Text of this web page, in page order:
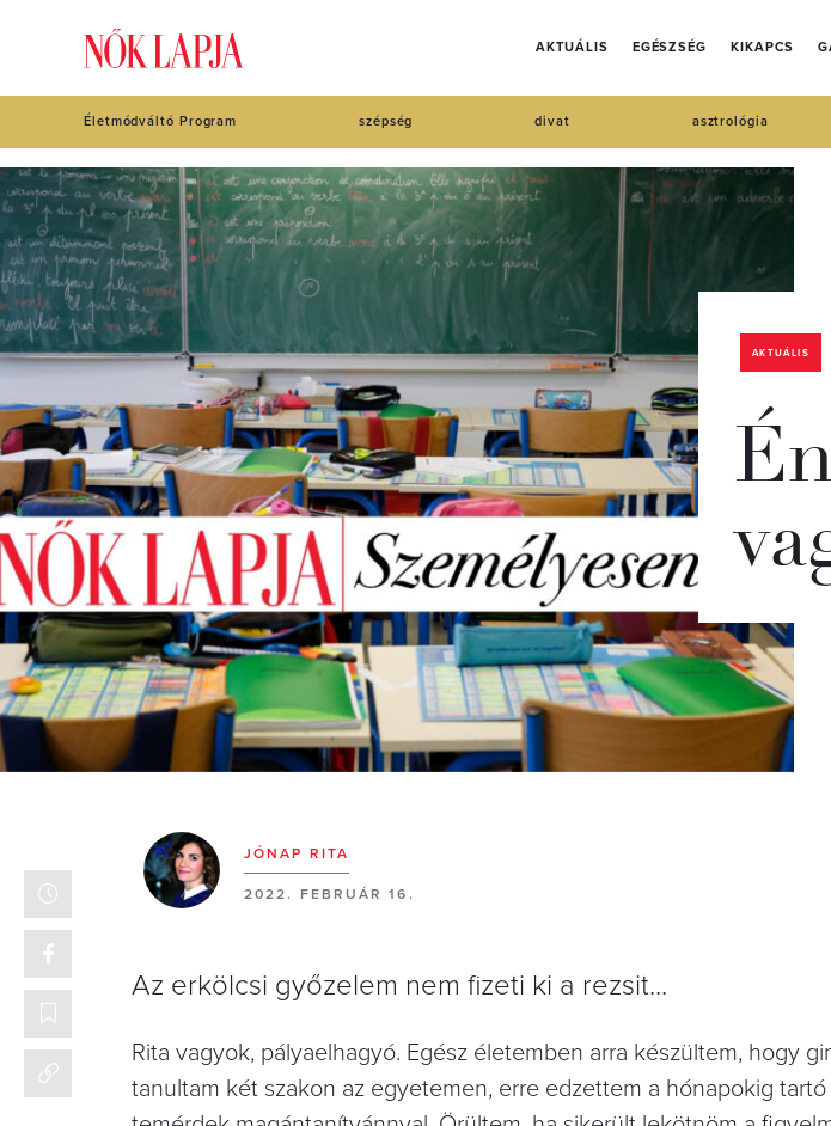
AKTUÁLIS EGÉSZSÉG KIKAPCS
Életmódváltó Program szépség divat asztrológia
AKTUÁLIS
JÓNAP RITA
2022. FEBRUÁR 16.
Az erkölcsi győzelem nem fizeti ki a rezsit...
Rita vagyok, pályaelhagyó. Egész életemben arra készültem, hogy
tanultam két szakon az egyetemen, erre edzettem a hónapokig